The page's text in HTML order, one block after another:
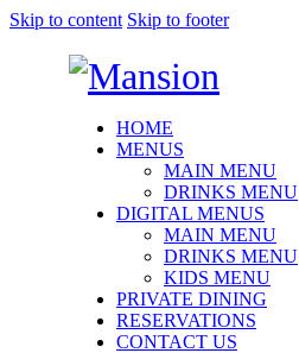
Skip to content Skip to footer
HOME
MENUS
MAIN MENU
DRINKS MENU
DIGITAL MENUS
MAIN MENU
DRINKS MENU
KIDS MENU
PRIVATE DINING
RESERVATIONS
CONTACT US